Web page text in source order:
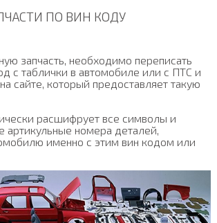
ПО ВИН КОДУ
запчасть, необходимо переписать
с таблички в автомобиле или с ПТС и
сайте, который предоставляет такую
расшифрует все символы и
артикульные номера деталей,
именно с этим вин кодом или